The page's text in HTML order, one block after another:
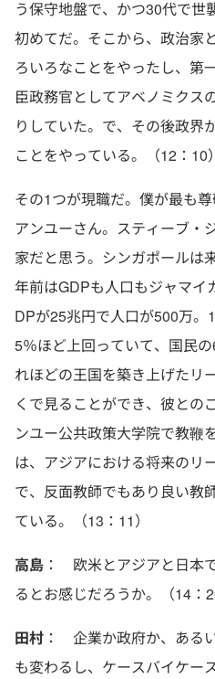
う保守地盤で、かつ30代で世
初めてだ。そこから、政治家
ろいろなことをやったし、第
臣政務官としてアベノミクス
りしていた。で、その後政界
ことをやっている。（12：10）
その1つが現職だ。僕が最も
アンユーさん。スティーブ・
家だと思う。シンガポールは
年前はGDPも人口もジャマイ
DPが25兆円で人口が500万
5％ほど上回っていて、国民
れほどの王国を築き上げたリ
くで見ることができ、彼との
ンユー公共政策大学院で教鞭
は、アジアにおける将来のリ
で、反面教師でもあり良い教
ている。（13：11）
高島 ： 欧米とアジアと日本
るとお感じだろうか。（14：
田村 ： 企業か政府か、ある
も変わるし、ケースバイケー